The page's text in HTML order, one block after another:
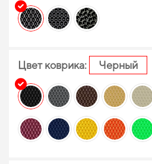
Цвет коврика: Черный